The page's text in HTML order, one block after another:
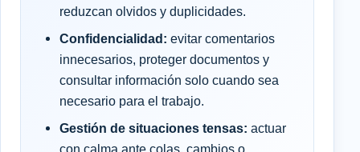
reduzcan olvidos y duplicidades.
Confidencialidad: evitar comentarios
innecesarios, proteger documentos y
consultar información solo cuando sea
necesario para el trabajo.
Gestión de situaciones tensas: actuar
con calma ante colas, cambios o